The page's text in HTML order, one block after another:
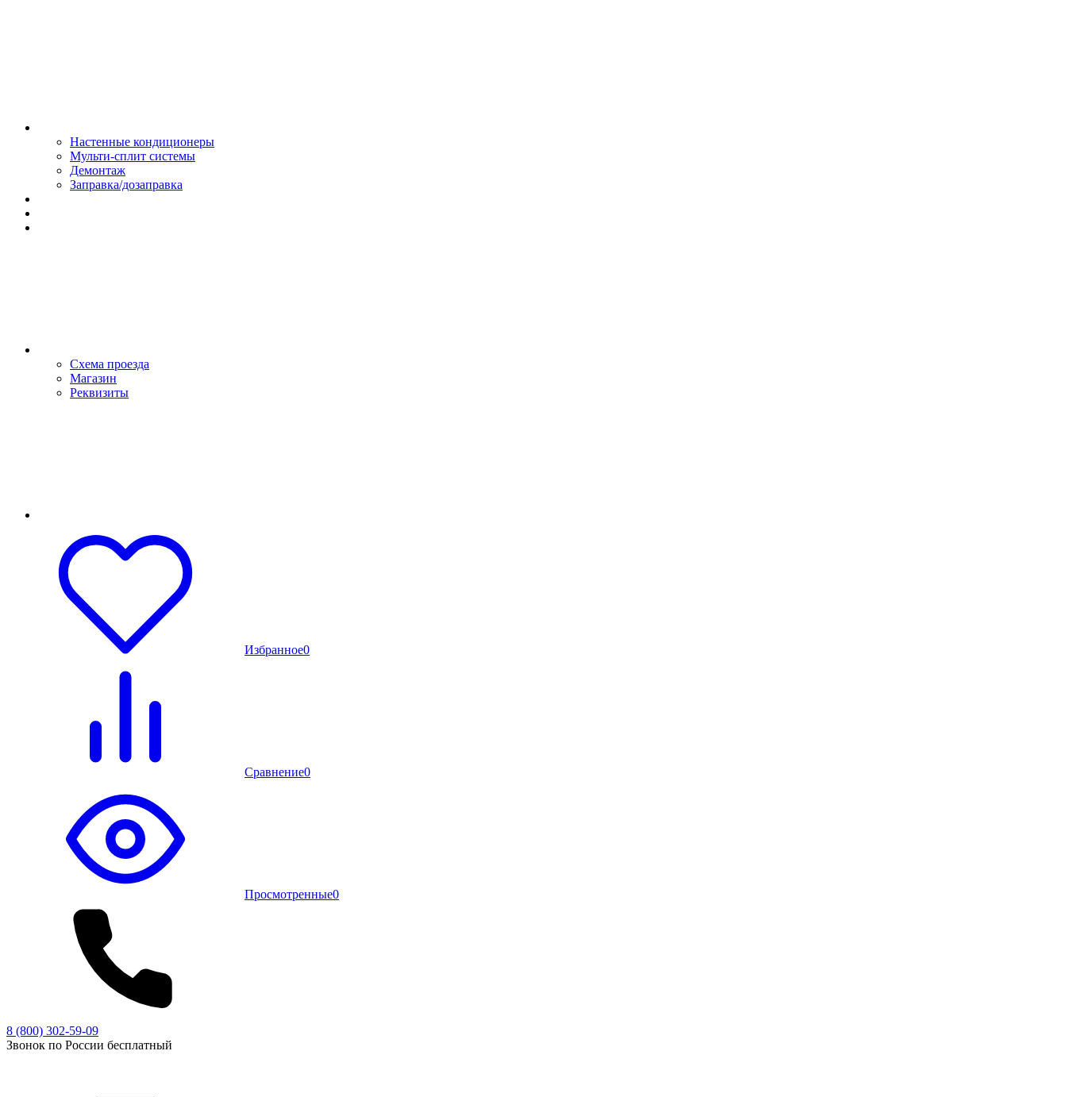
Настенные кондиционеры
Мульти-сплит системы
Демонтаж
Заправка/дозаправка
Схема проезда
Магазин
Реквизиты
Избранное0
Сравнение0
Просмотренные0
8 (800) 302-59-09
Звонок по России бесплатный